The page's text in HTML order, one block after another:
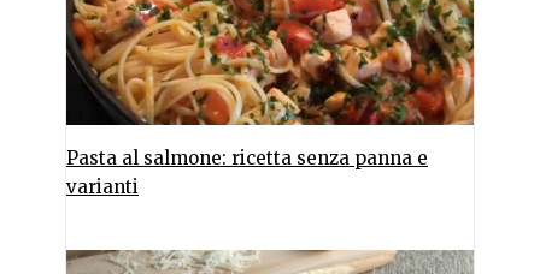
Pasta al salmone: ricetta senza panna e
varianti